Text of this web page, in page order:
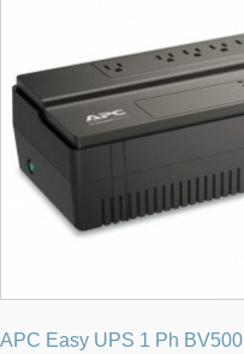
APC Easy UPS 1 Ph BV500